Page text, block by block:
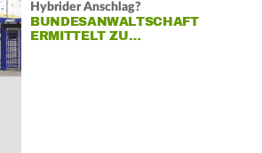
Hybrider Anschlag?
BUNDESANWALTSCHAFT
ERMITTELT ZU…